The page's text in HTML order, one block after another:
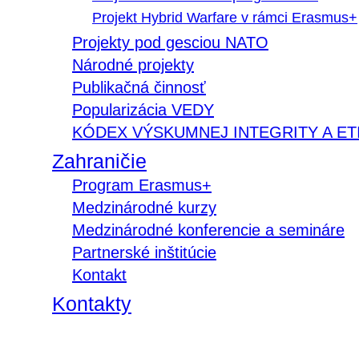
Projekt Hybrid Warfare v rámci Erasmus+
Projekty pod gesciou NATO
Národné projekty
Publikačná činnosť
Popularizácia VEDY
KÓDEX VÝSKUMNEJ INTEGRITY A
Zahraničie
Program Erasmus+
Medzinárodné kurzy
Medzinárodné konferencie a semináre
Partnerské inštitúcie
Kontakt
Kontakty